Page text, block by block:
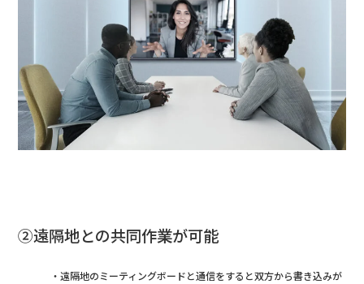
②遠隔地との共同作業が可能
・遠隔地のミーティングボードと通信をすると双方から書き込みが